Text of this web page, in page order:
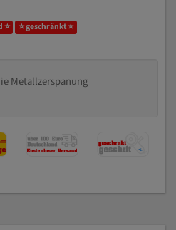
⭐
⭐ geschränkt ⭐
Metallzerspanung